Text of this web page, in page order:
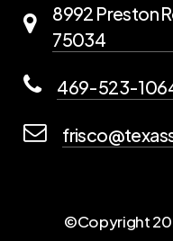
8992 Preston
75034
469-523-
©Copyright